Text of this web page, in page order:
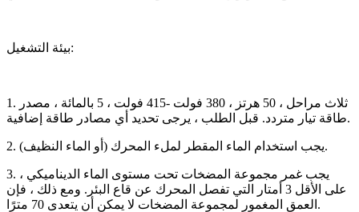
بيئة التشغيل:
1. ثلاث مراحل ، 50 هرتز ، 380 فولت -415 فولت ، 5 بالمائة ، مصدر
طاقة تيار متردد. قبل الطلب ، يرجى تحديد أي مصادر طاقة إضافية.
2. يجب استخدام الماء المقطر لملء المحرك (أو الماء النظيف).
3. يجب غمر مجموعة المضخات تحت مستوى الماء الديناميكي ،
على الأقل 3 أمتار التي تفصل المحرك عن قاع البئر. ومع ذلك ، فإن
العمق المغمور لمجموعة المضخات لا يمكن أن يتعدى 70 مترًا.